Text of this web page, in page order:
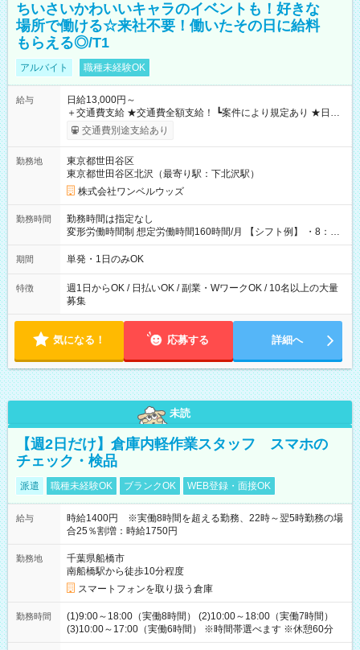
ちいさいかわいいキャラのイベントも！好きな
場所で働ける☆来社不要！働いたその日に給料
もらえる◎/T1
アルバイト 職種未経験OK
給与
日給13,000円～
＋交通費支給 ★交通費全額支給！ ┗案件により規定あり ★日払
いOK！（規定あり） ┗働いたその日に現金GET♪ お仕事後はコ
ンビニATMから 日払い分を引き落とせます！ 【試用期間】試
交通費別途支給あり
勤務地
東京都世田谷区
東京都世田谷区北沢（最寄り駅：下北沢駅）
株式会社ワンベルウッズ
勤務時間
勤務時間は指定なし
変形労働時間制 想定労働時間160時間/月 【シフト例】 ・8：00
～21：00
期間 単発・1日のみOK
特徴
週1日からOK / 日払いOK / 副業・WワークOK / 10名以上の大量
募集
気になる！ 応募する 詳細へ
未読
【週2日だけ】倉庫内軽作業スタッフ スマホの
チェック・検品
派遣 職種未経験OK ブランクOK WEB登録・面接OK
給与
時給1400円 ※実働8時間を超える勤務、22時～翌5時勤務の場
合25％割増：時給1750円
勤務地
千葉県船橋市
南船橋駅から徒歩10分程度
スマートフォンを取り扱う倉庫
勤務時間
(1)9:00～18:00（実働8時間） (2)10:00～18:00（実働7時間）
(3)10:00～17:00（実働6時間） ※時間帯選べます ※休憩60分